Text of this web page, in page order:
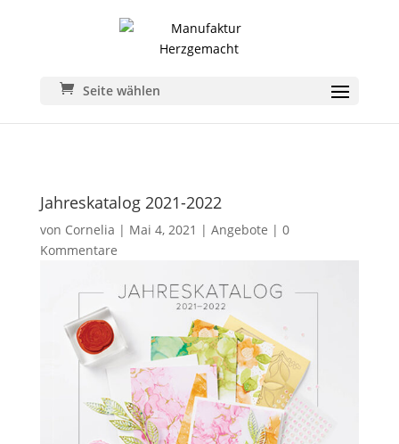
Seite wählen
Jahreskatalog 2021-2022
von Cornelia | Mai 4, 2021 | Angebote | 0
Kommentare